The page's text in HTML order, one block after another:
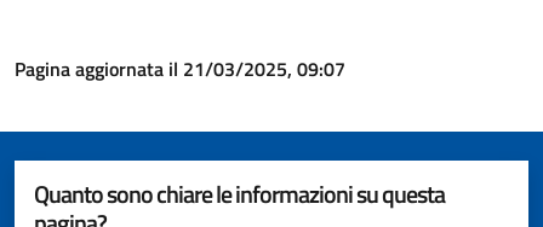
Pagina aggiornata il 21/03/2025, 09:07
Quanto sono chiare le informazioni su questa